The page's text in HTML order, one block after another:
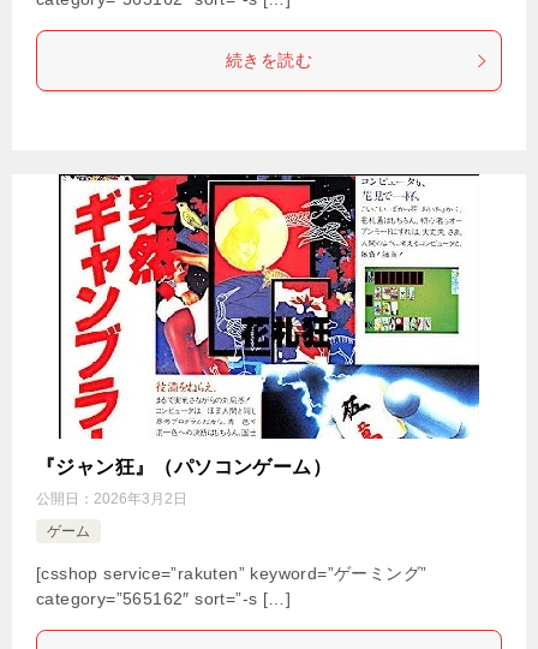
続きを読む
『ジャン狂』（パソコンゲーム）
公開日： 2026年3月2日
ゲーム
[csshop service=”rakuten” keyword=”ゲーミング”
category=”565162″ sort=”-s […]